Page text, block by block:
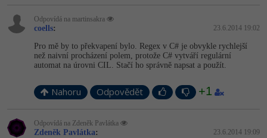
Odpovídá na martinsakra
coells: 23.6.2014 19:02
Pro mě by to překvapení bylo. Regex v C# je obvykle rychlejší
než naivní procházení polem, protože C# vytváří regulární
automat na úrovni CIL. Stačí ho správně napsat a použít.
Nahoru Odpovědět +1
Odpovídá na Zdeněk Pavlátka
Zdeněk Pavlátka: 23.6.2014 19:09